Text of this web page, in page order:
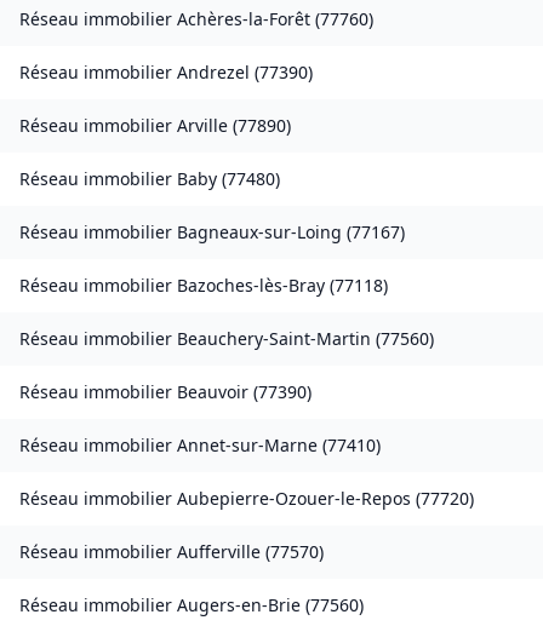
Réseau immobilier Achères-la-Forêt (77760)
Réseau immobilier Andrezel (77390)
Réseau immobilier Arville (77890)
Réseau immobilier Baby (77480)
Réseau immobilier Bagneaux-sur-Loing (77167)
Réseau immobilier Bazoches-lès-Bray (77118)
Réseau immobilier Beauchery-Saint-Martin (77560)
Réseau immobilier Beauvoir (77390)
Réseau immobilier Annet-sur-Marne (77410)
Réseau immobilier Aubepierre-Ozouer-le-Repos (77720)
Réseau immobilier Aufferville (77570)
Réseau immobilier Augers-en-Brie (77560)